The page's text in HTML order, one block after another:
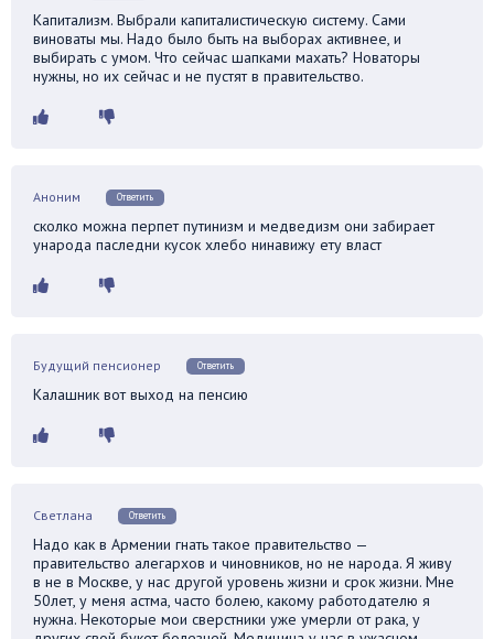
Капитализм. Выбрали капиталистическую систему. Сами
виноваты мы. Надо было быть на выборах активнее, и
выбирать с умом. Что сейчас шапками махать? Новаторы
нужны, но их сейчас и не пустят в правительство.
Аноним Ответить
сколко можна перпет путинизм и медведизм они забирает
ународа паследни кусок хлебо нинавижу ету власт
Будущий пенсионер Ответить
Калашник вот выход на пенсию
Светлана Ответить
Надо как в Армении гнать такое правительство —
правительство алегархов и чиновников, но не народа. Я живу
в не в Москве, у нас другой уровень жизни и срок жизни. Мне
50лет, у меня астма, часто болею, какому работодателю я
нужна. Некоторые мои сверстники уже умерли от рака, у